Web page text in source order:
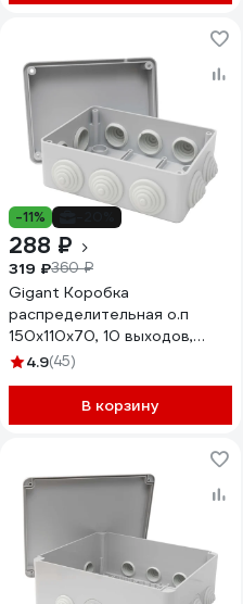
-11%
288 ₽
319 ₽360 ₽
Gigant Коробка
распределительная о.п
150х110х70, 10 выходов,
IP55, 44009-1GI
4.9(45)
В корзину